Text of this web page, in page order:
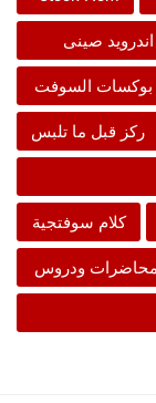
اندرويد صينى
بوكسات السوفت
ركز قبل ما تلبس
كلام سوفتجية
محاضرات ودروس